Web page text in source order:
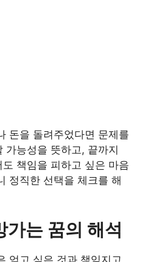
돈을 돌려주었다면 문제를
가능성을 뜻하고, 끝까지
책임을 피하고 싶은 마음
정직한 선택을 체크를 해
가는 꿈의 해석
얻고 싶은 것과 책임지고